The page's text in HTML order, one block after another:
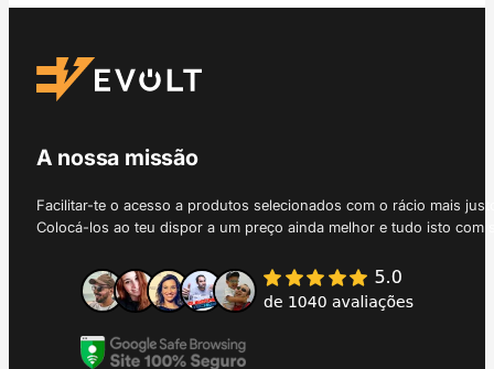
A nossa missão
Facilitar-te o acesso a produtos selecionados com o rácio mais
Colocá-los ao teu dispor a um preço ainda melhor e tudo isto